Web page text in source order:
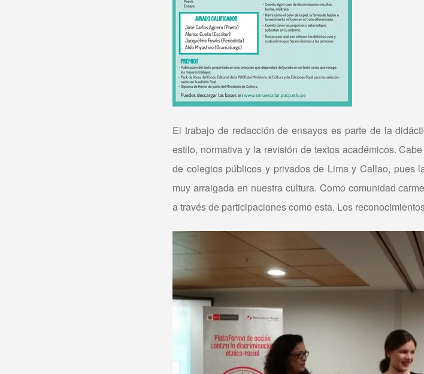
El trabajo de redacción de ensayos es parte de la
estilo, normativa y la revisión de textos académicos.
de colegios públicos y privados de Lima y Callao, pues
muy arraigada en nuestra cultura. Como comunidad
a través de participaciones como esta. Los